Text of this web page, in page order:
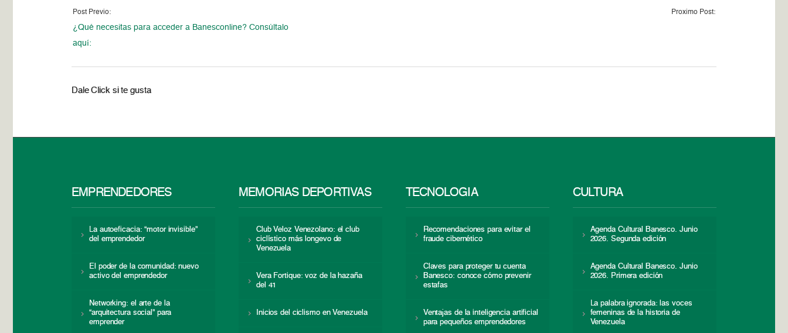
Post Previo:
¿Qué necesitas para acceder a Banesconline? Consúltalo
aquí:
Proximo Post:
Dale Click si te gusta
EMPRENDEDORES
La autoeficacia: “motor invisible”
del emprendedor
El poder de la comunidad: nuevo
activo del emprendedor
Networking: el arte de la
“arquitectura social” para
emprender
MEMORIAS DEPORTIVAS
Club Veloz Venezolano: el club
ciclístico más longevo de
Venezuela
Vera Fortique: voz de la hazaña
del 41
Inicios del ciclismo en Venezuela
TECNOLOGÍA
Recomendaciones para evitar el
fraude cibernético
Claves para proteger tu cuenta
Banesco: conoce cómo prevenir
estafas
Ventajas de la inteligencia artificial
para pequeños emprendedores
CULTURA
Agenda Cultural Banesco. Junio
2026. Segunda edición
Agenda Cultural Banesco. Junio
2026. Primera edición
La palabra ignorada: las voces
femeninas de la historia de
Venezuela